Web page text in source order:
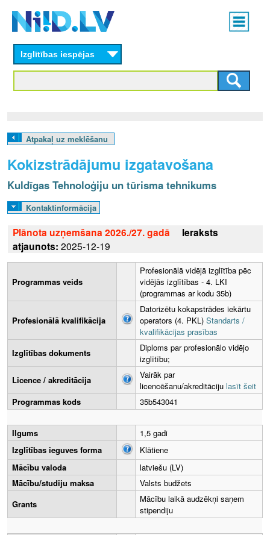
content
Main
menu
L
V
Izglītības iespējas
Atpakaļ uz meklēšanu
Kokizstrādājumu izgatavošana
Kuldīgas Tehnoloģiju un tūrisma tehnikums
Kontaktinformācija
Plānota uzņemšana 2026./27. gadā
Ieraksts
atjaunots: 2025-12-19
Programmas veids
Profesionālā vidējā izglītība pēc
vidējās izglītības - 4. LKI
(programmas ar kodu 35b)
Profesionālā kvalifikācija
Datorizētu kokapstrādes iekārtu
operators (4. PKL) Standarts /
kvalifikācijas prasības
Izglītības dokuments
Diploms par profesionālo vidējo
izglītību;
Licence / akreditācija
Vairāk par
licencēšanu/akreditāciju lasīt šeit
Programmas kods
35b543041
Ilgums
1,5 gadi
Izglītības ieguves forma
Klātiene
Mācību valoda
latviešu (LV)
Mācību/studiju maksa
Valsts budžets
Grants
Mācību laikā audzēkņi saņem
stipendiju